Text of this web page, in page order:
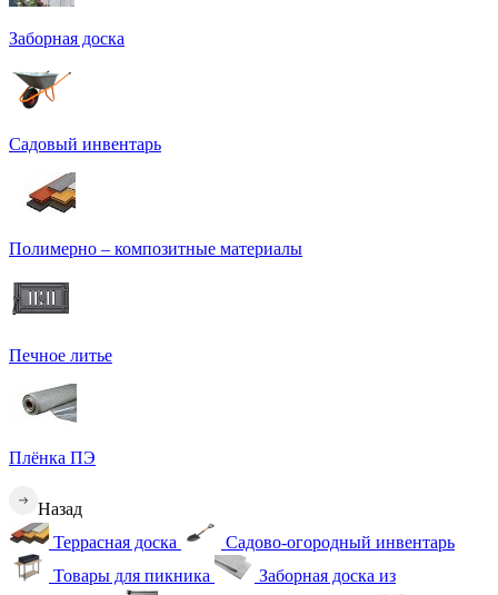
Заборная доска
Садовый инвентарь
Полимерно – композитные материалы
Печное литье
Плёнка ПЭ
Назад
Террасная доска
Садово-огородный инвентарь
Товары для пикника
Заборная доска из